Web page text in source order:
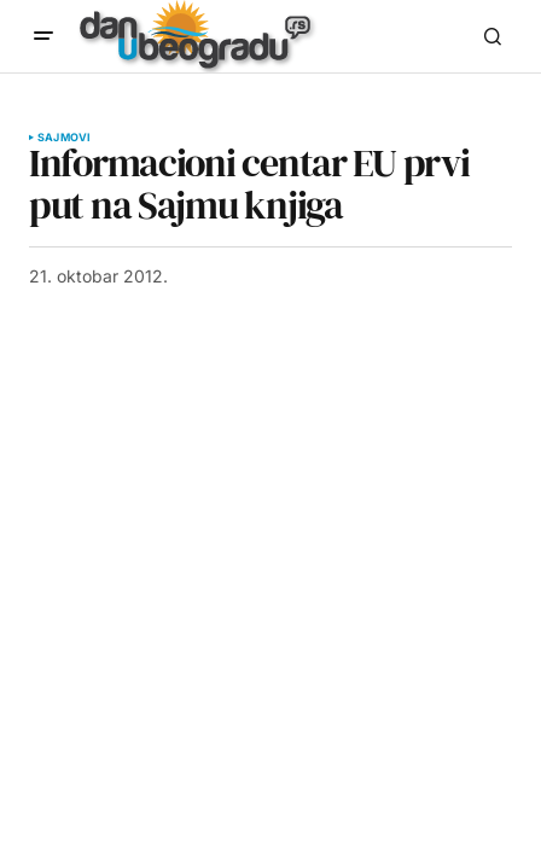
SAJMOVI
Informacioni centar EU prvi
put na Sajmu knjiga
21. oktobar 2012.